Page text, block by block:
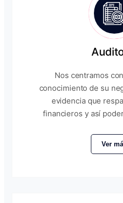
Nos centramos
conocimiento de su
evidencia que
financieros y así
Ver